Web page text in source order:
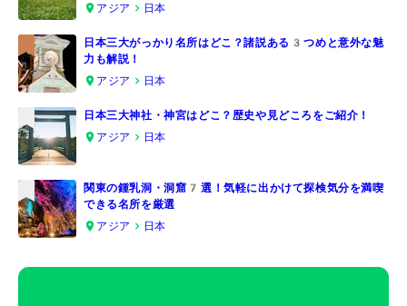
アジア
日本
3
日本三大がっかり名所はどこ？諸説ある3つめと意外な魅
力も解説！
アジア
日本
4
日本三大神社・神宮はどこ？歴史や見どころをご紹介！
アジア
日本
5
関東の鍾乳洞・洞窟7選！気軽に出かけて探検気分を満喫
できる名所を厳選
アジア
日本